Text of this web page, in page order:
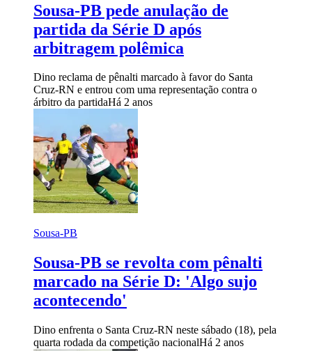
Sousa-PB pede anulação de
partida da Série D após
arbitragem polêmica
Dino reclama de pênalti marcado à favor do Santa
Cruz-RN e entrou com uma representação contra o
árbitro da partidaHá 2 anos
Sousa-PB
Sousa-PB se revolta com pênalti
marcado na Série D: 'Algo sujo
acontecendo'
Dino enfrenta o Santa Cruz-RN neste sábado (18), pela
quarta rodada da competição nacionalHá 2 anos